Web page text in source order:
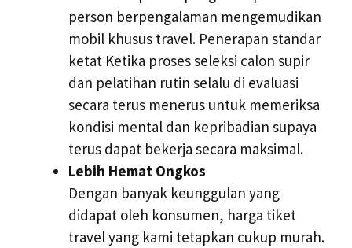
person berpengalaman mengemudikan
mobil khusus travel. Penerapan standar
ketat Ketika proses seleksi calon supir
dan pelatihan rutin selalu di evaluasi
secara terus menerus untuk memeriksa
kondisi mental dan kepribadian supaya
terus dapat bekerja secara maksimal.
Lebih Hemat Ongkos
Dengan banyak keunggulan yang
didapat oleh konsumen, harga tiket
travel yang kami tetapkan cukup murah.